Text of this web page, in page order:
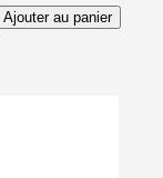
Ajouter au panier